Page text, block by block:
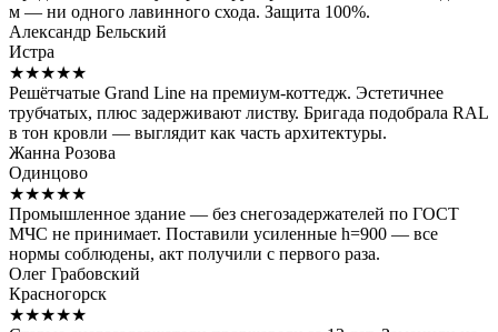
м — ни одного лавинного схода. Защита 100%.
Александр Бельский
Истра
★★★★★
Решётчатые Grand Line на премиум-коттедж. Эстетичнее
трубчатых, плюс задерживают листву. Бригада подобрала RAL
в тон кровли — выглядит как часть архитектуры.
Жанна Розова
Одинцово
★★★★★
Промышленное здание — без снегозадержателей по ГОСТ
МЧС не принимает. Поставили усиленные h=900 — все
нормы соблюдены, акт получили с первого раза.
Олег Грабовский
Красногорск
★★★★★